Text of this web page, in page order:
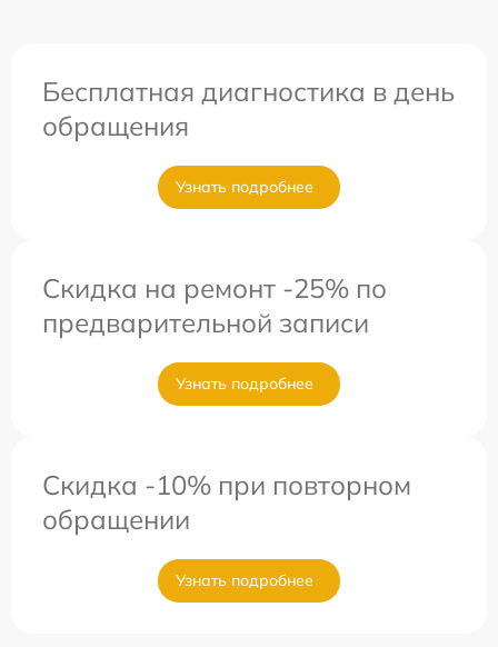
Бесплатная диагностика в день
обращения
Узнать подробнее
Скидка на ремонт -25% по
предварительной записи
Узнать подробнее
Скидка -10% при повторном
обращении
Узнать подробнее